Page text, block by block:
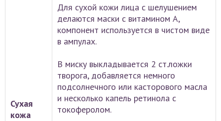
Сухая
кожа
Для сухой кожи лица с шелушением
делаются маски с витамином А,
компонент используется в чистом виде
в ампулах.
В миску выкладывается 2 ст.ложки
творога, добавляется немного
подсолнечного или касторового масла
и несколько капель ретинола с
токоферолом.